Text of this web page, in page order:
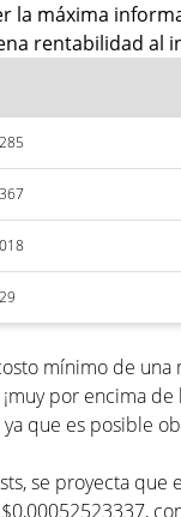
máxima
rentabilidad
mínimo de
por encima
que es posible
se proyecta